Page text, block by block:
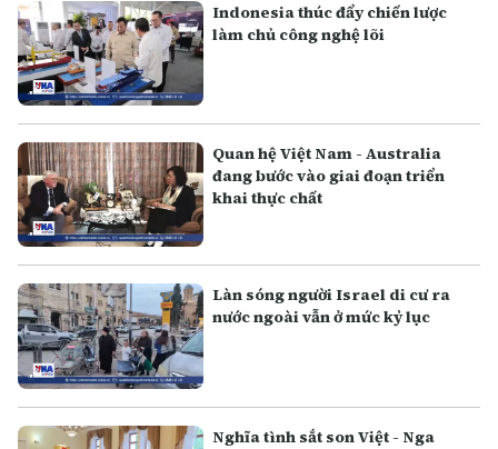
Indonesia thúc đẩy chiến lược
làm chủ công nghệ lõi
Quan hệ Việt Nam - Australia
đang bước vào giai đoạn triển
khai thực chất
Làn sóng người Israel di cư ra
nước ngoài vẫn ở mức kỷ lục
Nghĩa tình sắt son Việt - Nga